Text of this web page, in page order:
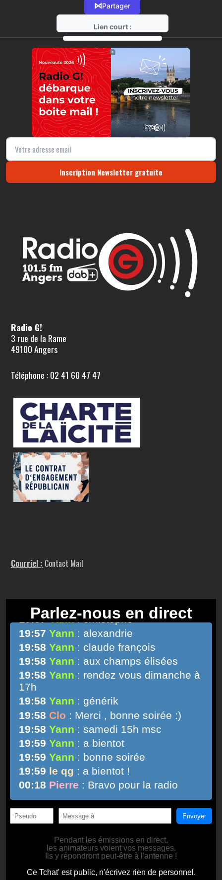
⋈Partager
Lien court :
https://radio-g.fr?11454
⧉
Inscription Newsletter gratuite
Radio G!
3 rue de la Rame
49100 Angers
Téléphone : 02 41 60 47 47
Courriel : Contact Mail